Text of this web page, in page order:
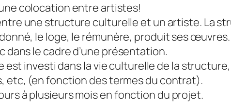
une colocation entre artistes!
une structure culturelle et un artiste. La
le loge, le rémunère, produit ses
le cadre d’une présentation.
est investi dans la vie culturelle de la
etc, (en fonction des termes du contrat).
à plusieurs mois en fonction du projet.